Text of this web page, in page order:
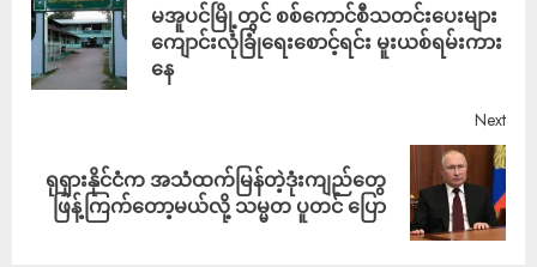
မအူပင်မြို့တွင် စစ်ကောင်စီသတင်းပေးများ
ကျောင်းလုံခြုံရေးစောင့်ရင်း မူးယစ်ရမ်းကား
နေ
Next
ရုရှားနိုင်ငံက အသံထက်မြန်တဲ့ဒုံးကျည်တွေ
ဖြန့်ကြက်တော့မယ်လို့ သမ္မတ ပူတင် ပြော